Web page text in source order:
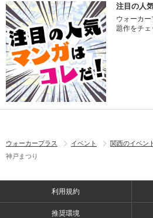
注目の人
ウォーカ
題作をチェ
ウォーカープラス イベント 関西のイベン
神戸まつり
利用規約
推奨環境